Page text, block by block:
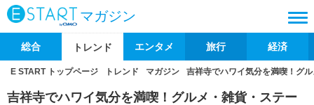
マガジン
総合 トレンド エンタメ 旅行 経済
E START トップページ トレンド マガジン 吉祥寺でハワイ気分を満喫！グ
吉祥寺でハワイ気分を満喫！グルメ・雑貨・ステー